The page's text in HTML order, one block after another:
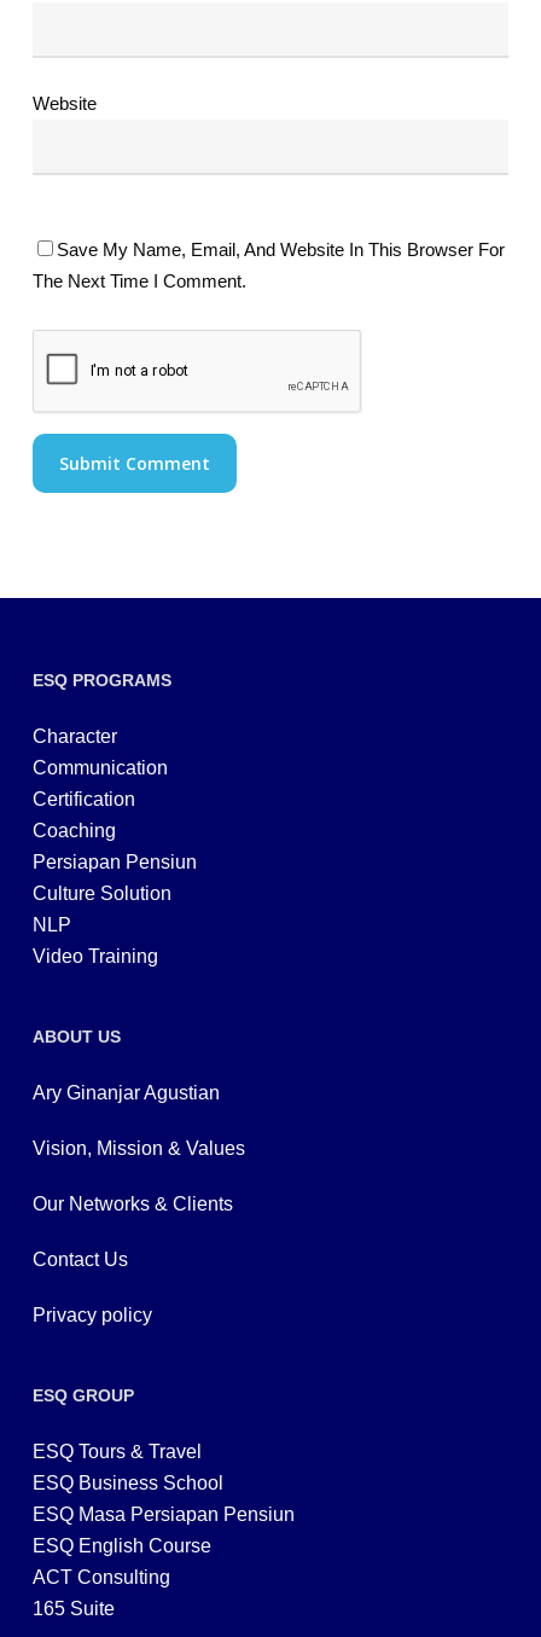
Website
Save My Name, Email, And Website In This Browser For
The Next Time I Comment.
ESQ PROGRAMS
Character
Communication
Certification
Coaching
Persiapan Pensiun
Culture Solution
NLP
Video Training
ABOUT US
Ary Ginanjar Agustian
Vision, Mission & Values
Our Networks & Clients
Contact Us
Privacy policy
ESQ GROUP
ESQ Tours & Travel
ESQ Business School
ESQ Masa Persiapan Pensiun
ESQ English Course
ACT Consulting
165 Suite